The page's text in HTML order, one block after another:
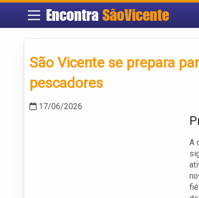
Encontra SãoVicente
São Vicente se prepara
pescadores
17/06/2026
A